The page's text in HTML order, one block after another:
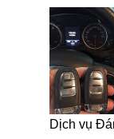
Dịch vụ